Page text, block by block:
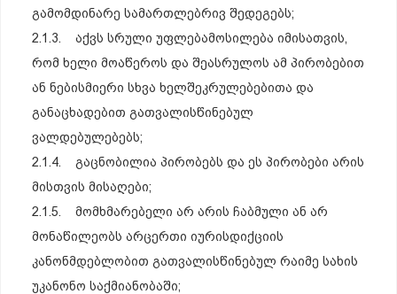
გამომდინარე სამართლებრივ შედეგებს;
2.1.3. აქვს სრული უფლებამოსილება იმისათვის,
რომ ხელი მოაწეროს და შეასრულოს ამ პირობებით
ან ნებისმიერი სხვა ხელშეკრულებებითა და
განაცხადებით გათვალისწინებულ
ვალდებულებებს;
2.1.4. გაცნობილია პირობებს და ეს პირობები არის
მისთვის მისაღები;
2.1.5. მომხმარებელი არ არის ჩაბმული ან არ
მონაწილეობს არცერთი იურისდიქციის
კანონმდებლობით გათვალისწინებულ რაიმე სახის
უკანონო საქმიანობაში;